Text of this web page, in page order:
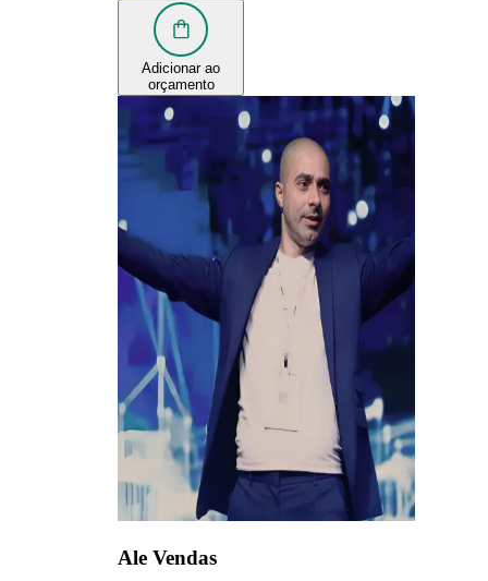
Adicionar ao
orçamento
Ale Vendas